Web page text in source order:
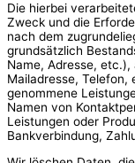
Die hierbei
Zweck und die
nach dem
grundsätzlich
Name, Adresse,
Mailadresse, Telefon,
genommene
Namen von
Leistungen oder
Bankverbindung,